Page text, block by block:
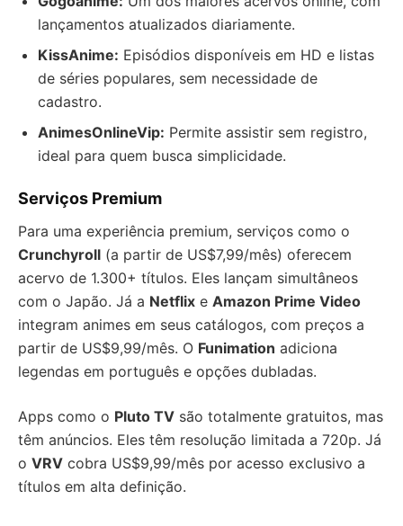
lançamentos atualizados diariamente.
KissAnime: Episódios disponíveis em HD e listas
de séries populares, sem necessidade de
cadastro.
AnimesOnlineVip: Permite assistir sem registro,
ideal para quem busca simplicidade.
Serviços Premium
Para uma experiência premium, serviços como o
Crunchyroll (a partir de US$7,99/mês) oferecem
acervo de 1.300+ títulos. Eles lançam simultâneos
com o Japão. Já a Netflix e Amazon Prime Video
integram animes em seus catálogos, com preços a
partir de US$9,99/mês. O Funimation adiciona
legendas em português e opções dubladas.
Apps como o Pluto TV são totalmente gratuitos, mas
têm anúncios. Eles têm resolução limitada a 720p. Já
o VRV cobra US$9,99/mês por acesso exclusivo a
títulos em alta definição.